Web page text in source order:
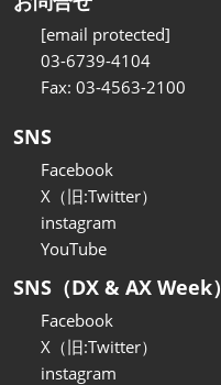
[email protected]
03-6739-4104
Fax: 03-4563-2100
SNS
Facebook
X（旧:Twitter）
instagram
YouTube
SNS（DX & AX Week）
Facebook
X（旧:Twitter）
instagram